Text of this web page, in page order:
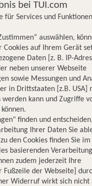
bei TUI.com
für Services und
auswählen,
auf Ihrem Gerät
Daten [z. B. IP-
neben unserer Webseite
sowie Messungen und
in Drittstaaten [z.B. USA]
werden kann und Zugriffe
finden und
Ihrer Daten Sie
den Cookies finden Sie im
basierenden
zudem jederzeit Ihre
Fußzeile der Webseite]
Widerruf wirkt sich nicht